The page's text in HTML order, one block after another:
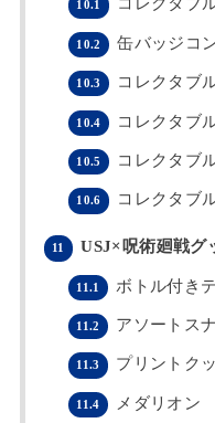
10.1
10.2 缶バッジコ
10.3 コレクタブ
10.4 コレクタブ
10.5 コレクタブ
10.6 コレクタブ
11 USJ×呪術廻戦グ
11.1 ボトル付き
11.2 アソートス
11.3 プリントク
11.4 メダリオン